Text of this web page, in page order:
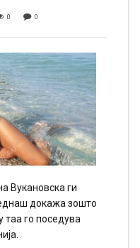
0 0
Вукановска ги
докажа зошто
таа го поседува